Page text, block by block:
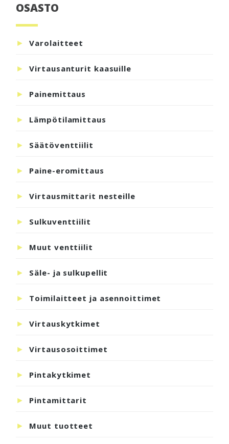
Ensisijainen
sivupalkki
OSASTO
Varolaitteet
Virtausanturit kaasuille
Painemittaus
Lämpötilamittaus
Säätöventtiilit
Paine-eromittaus
Virtausmittarit nesteille
Sulkuventtiilit
Muut venttiilit
Säle- ja sulkupellit
Toimilaitteet ja asennoittimet
Virtauskytkimet
Virtausosoittimet
Pintakytkimet
Pintamittarit
Muut tuotteet